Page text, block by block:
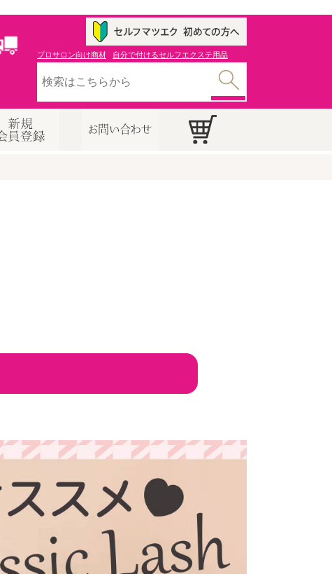
プロサロン向け商材 自分で付けるセルフエクステ用品